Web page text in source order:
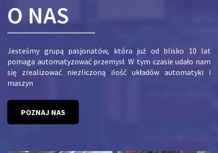
O NAS
Jesteśmy grupą pasjonatów, która już od blisko 10 lat
pomaga automatyzować przemysł. W tym czasie udało nam
się zrealizować niezliczoną ilość układów automatyki i
maszyn
POZNAJ NAS